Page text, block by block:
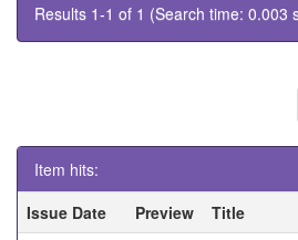
Results 1-1 of 1 (Search time: 0.003
Item hits:
Issue Date
Preview Title